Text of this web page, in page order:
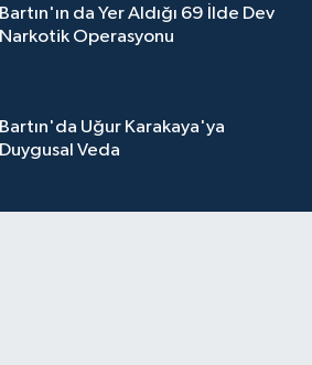
Bartın'ın da Yer Aldığı 69 İlde Dev
Narkotik Operasyonu
Bartın'da Uğur Karakaya'ya
Duygusal Veda